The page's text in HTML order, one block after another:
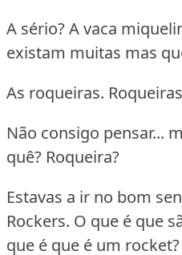
A sério? A vaca
existam muitas mas
As roqueiras.
Não consigo pensar...
quê? Roqueira?
Estavas a ir no bom
Rockers. O que é que
que é que é um rocket?